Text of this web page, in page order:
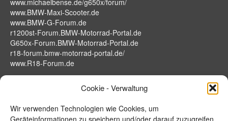
Cookie - Verwaltung
Wir verwenden Technologien wie Cookies, um
Geräteinformationen zu speichern und/oder darauf zuzugreifen.
www.BMW-Maxi-Scooter.de
www.BMW-G-Forum.de
r1200st-Forum.BMW-Motorrad-Portal.de
G650x-Forum.BMW-Motorrad-Portal.de
r18-forum.bmw-motorrad-portal.de/
www.R18-Forum.de
Webseiten zu G/F/S – Serie BMW
www.G650X.de